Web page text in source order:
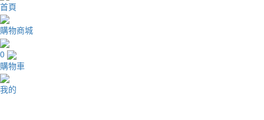
首頁
購物商城
0
購物車
我的